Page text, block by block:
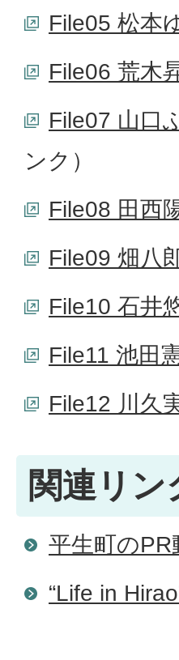
File05 松本
File06 荒木
File07 山口
ンク）
File08 田西
File09 畑八
File10 石井
File11 池田
File12 川久
関連リン
平生町のPR
“Life in